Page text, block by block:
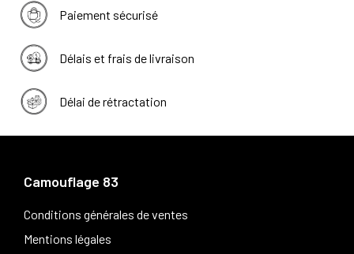
Paiement sécurisé
Délais et frais de livraison
Délai de rétractation
Camouflage 83
Conditions générales de ventes
Mentions légales